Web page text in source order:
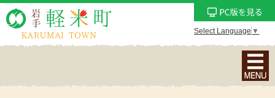
Select Language ▼
ナ
ビ